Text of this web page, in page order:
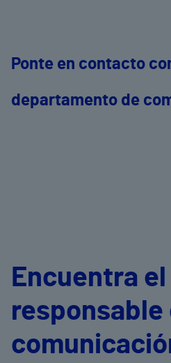
Ponte en contacto
departamento de
Encuentra el
responsable